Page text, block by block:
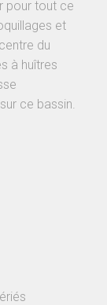
pour tout ce
et
du
à huîtres
ce bassin.